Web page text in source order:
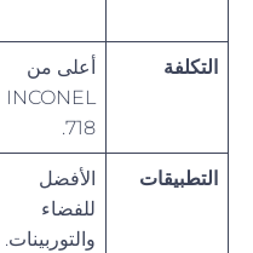
التكلفة
أعلى من
INCONEL
718.
التطبيقات
الأفضل
للفضاء
والتوربينات.